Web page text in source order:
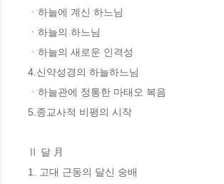
ㆍ하늘에 계신 하느님
ㆍ하늘의 하느님
ㆍ하늘의 새로운 인격성
4.신약성경의 하늘하느님
ㆍ하늘관에 정통한 마태오 복음
5.종교사적 비평의 시작
Ⅱ 달 月
1. 고대 근동의 달신 숭배